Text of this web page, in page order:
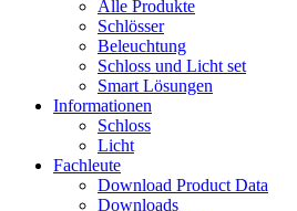
Alle Produkte
Schlösser
Beleuchtung
Schloss und Licht set
Smart Lösungen
Informationen
Schloss
Licht
Fachleute
Download Product Data
Downloads